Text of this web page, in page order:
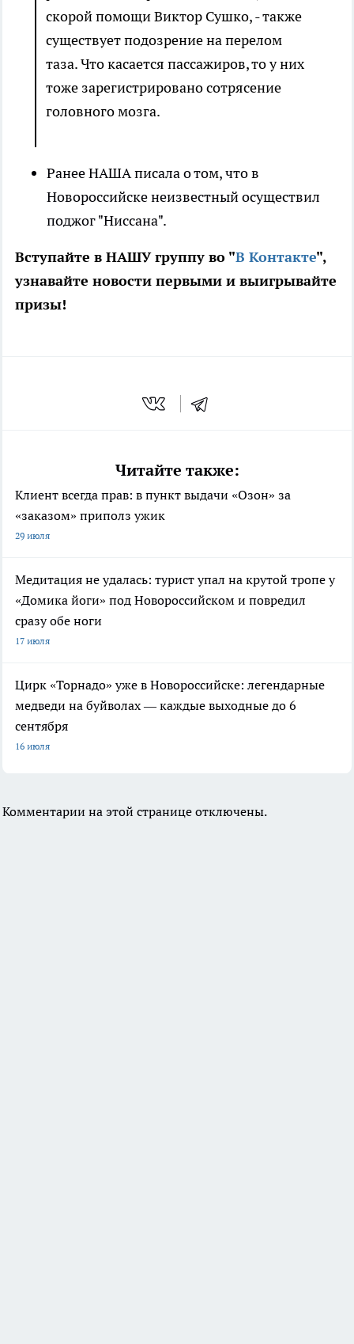
скорой помощи Виктор Сушко, - также
существует подозрение на перелом
таза. Что касается пассажиров, то у них
тоже зарегистрировано сотрясение
головного мозга.
Ранее НАША писала о том, что в
Новороссийске неизвестный осуществил
поджог "Ниссана".
Вступайте в НАШУ группу во "В Контакте",
узнавайте новости первыми и выигрывайте
призы!
Читайте также:
Клиент всегда прав: в пункт выдачи «Озон» за
«заказом» приполз ужик
29 июля
Медитация не удалась: турист упал на крутой тропе у
«Домика йоги» под Новороссийском и повредил
сразу обе ноги
17 июля
Цирк «Торнадо» уже в Новороссийске: легендарные
медведи на буйволах — каждые выходные до 6
сентября
16 июля
Комментарии на этой странице отключены.